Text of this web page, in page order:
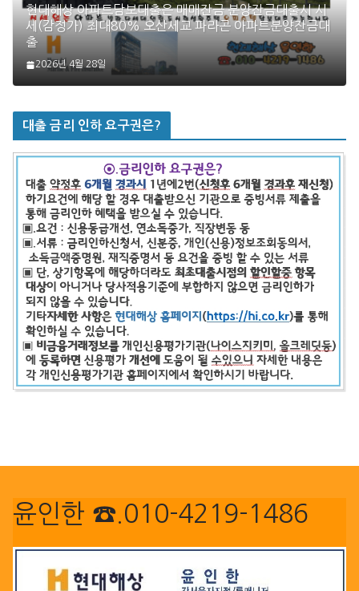
현대해상 아파트담보대출은 매매잔금 분양잔금대출시 시
세(감정가) 최대80% 오산세교 파라곤 아파트분양잔금대
출
2026년 4월 28일
대출 금리 인하 요구권은?
윤인한 ☎.010-4219-1486